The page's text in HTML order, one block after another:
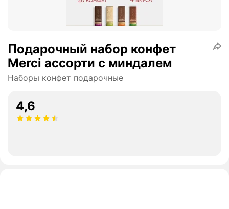
Подарочный набор конфет
Merci ассорти с миндалем
Наборы конфет подарочные
4,6